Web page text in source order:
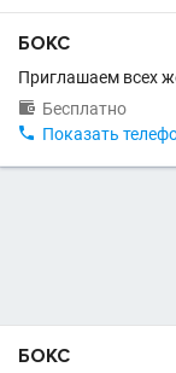
БОКС
Приглашаем всех
 Бесплатно
 Показать
БОКС